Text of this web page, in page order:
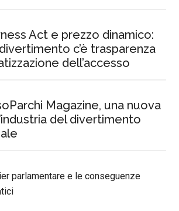
Act e prezzo dinamico:
c’è trasparenza
dell’accesso
Magazine, una nuova
del divertimento